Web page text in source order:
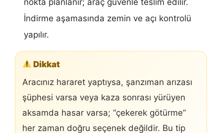
İndirme aşamasında zemin ve açı kontrolü
yapılır.
Dikkat
Aracınız hararet yaptıysa, şanzıman arızası
şüphesi varsa veya kaza sonrası yürüyen
aksamda hasar varsa; “çekerek götürme”
her zaman doğru seçenek değildir. Bu tip